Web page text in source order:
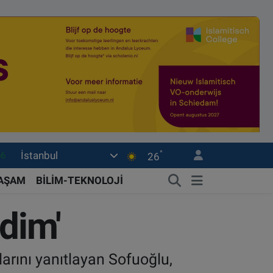
İstanbul 26°
BİLİM-TEKNOLOJİ
yanıtlayan Sofuoğlu,